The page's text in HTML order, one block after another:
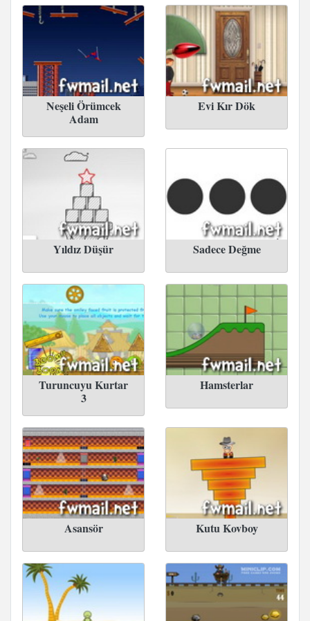
Neşeli Örümcek
Adam
Evi Kır Dök
Yıldız Düşür Sadece Değme
Turuncuyu Kurtar
3
Hamsterlar
Asansör Kutu Kovboy